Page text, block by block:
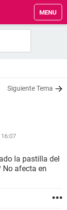
MENU
Siguiente Tema
la pastilla del
No afecta en